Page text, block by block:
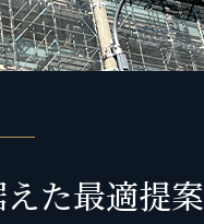
た最適提案